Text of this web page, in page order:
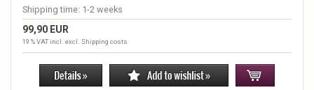
Shipping time: 1-2 weeks
99,90 EUR
19 % VAT incl. excl. Shipping costs